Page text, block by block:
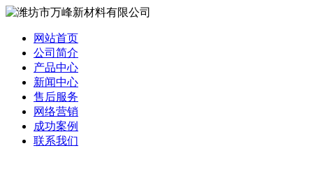
网站首页
公司简介
产品中心
新闻中心
售后服务
网络营销
成功案例
联系我们